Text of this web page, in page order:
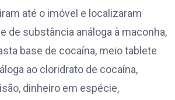
até o imóvel e localizaram
de substância análoga à maconha,
base de cocaína, meio tablete
ao cloridrato de cocaína,
dinheiro em espécie,